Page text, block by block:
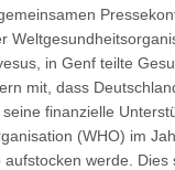
in Genf teilte
mit, dass
finanzielle
(WHO) im
werde. Dies